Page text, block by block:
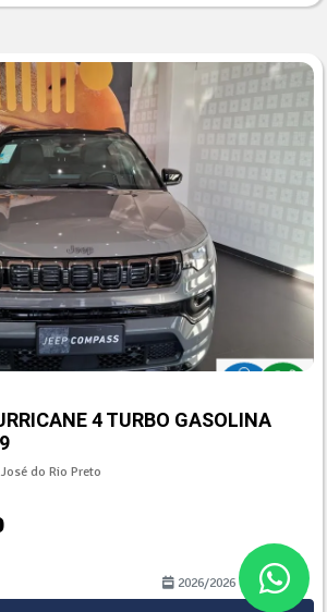
4 TURBO GASOLINA
do Rio Preto
2026/2026